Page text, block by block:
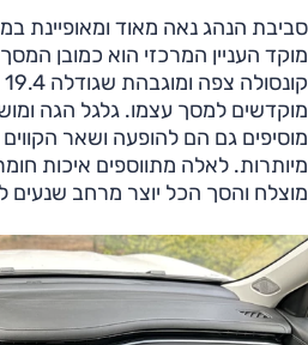
סביבת הנהג נאה מאוד ומאופיינת
מוקד העניין המרכזי הוא כמובן
מוקדשים למסך עצמו. גלגל הגה
מוסיפים גם הם להופעה ושאר הקווים
מיותרות. לאלה מתווספים איכות
מוצלח והסך הכל יוצר מרחב שנעים